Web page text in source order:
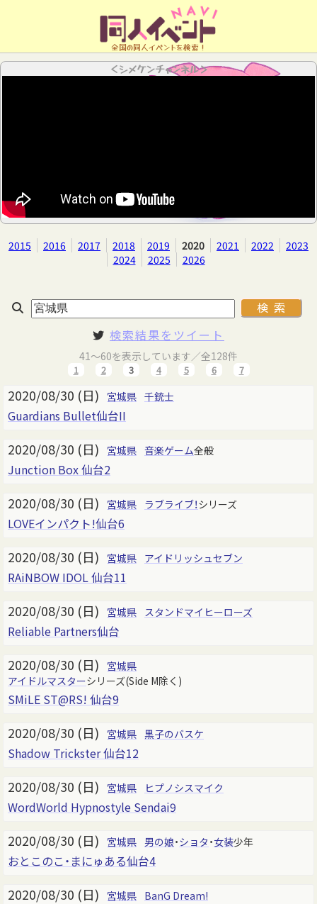
全国の同人イベントを検索！
＜シメケンチャンネル＞
2015 2016 2017 2018 2019 2020 2021 2022
2023
2024
2025 2026
検索結果をツイート
41～60を表示しています／全128件
1 2 3 4 5 6 7
2020/08/30 (日) 宮城県 千銃士
Guardians Bullet仙台II
2020/08/30 (日) 宮城県 音楽ゲーム全般
Junction Box 仙台2
2020/08/30 (日) 宮城県 ラブライブ！シリーズ
LOVEインパクト!仙台6
2020/08/30 (日) 宮城県 アイドリッシュセブン
RAiNBOW IDOL 仙台11
2020/08/30 (日) 宮城県 スタンドマイヒーローズ
Reliable Partners仙台
2020/08/30 (日)
宮城県
アイドルマスターシリーズ(Side M除く)
SMiLE ST@RS! 仙台9
2020/08/30 (日) 宮城県 黒子のバスケ
Shadow Trickster 仙台12
2020/08/30 (日) 宮城県 ヒプノシスマイク
WordWorld Hypnostyle Sendai9
2020/08/30 (日) 宮城県 男の娘・ショタ ・女装少年
おとこのこ・まにゅある仙台4
2020/08/30 (日) 宮城県 BanG Dream!